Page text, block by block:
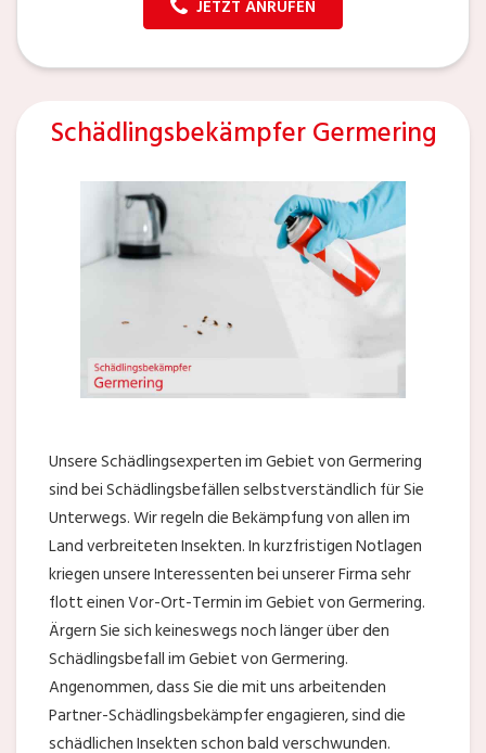
JETZT ANRUFEN
Schädlingsbekämpfer Germering
Unsere Schädlingsexperten im Gebiet von Germering
sind bei Schädlingsbefällen selbstverständlich für Sie
Unterwegs. Wir regeln die Bekämpfung von allen im
Land verbreiteten Insekten. In kurzfristigen Notlagen
kriegen unsere Interessenten bei unserer Firma sehr
flott einen Vor-Ort-Termin im Gebiet von Germering.
Ärgern Sie sich keineswegs noch länger über den
Schädlingsbefall im Gebiet von Germering.
Angenommen, dass Sie die mit uns arbeitenden
Partner-Schädlingsbekämpfer engagieren, sind die
schädlichen Insekten schon bald verschwunden.